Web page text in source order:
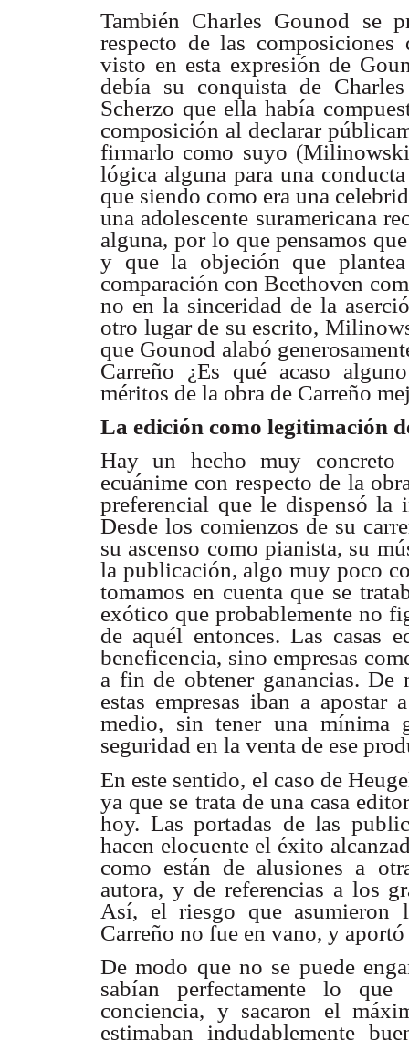
También Charles Gounod se
respecto de las
visto en esta expresión de
debía su conquista de
Scherzo que ella había
composición al declarar
firmarlo como suyo
lógica alguna para una
que siendo como era una
una adolescente suramericana
alguna, por lo que pensamos
y que la objeción que
comparación con Beethoven
no en la sinceridad de la
otro lugar de su escrito,
que Gounod alabó
Carreño ¿Es qué acaso
méritos de la obra de Carreño
La edición como legitimación
Hay un hecho muy concreto
ecuánime con respecto de la
preferencial que le dispensó la
Desde los comienzos de su
su ascenso como pianista, su
la publicación, algo muy poco
tomamos en cuenta que se
exótico que probablemente no
de aquél entonces. Las casas
beneficencia, sino empresas
a fin de obtener ganancias. De
estas empresas iban a
medio, sin tener una mínima
seguridad en la venta de ese
En este sentido, el caso de
ya que se trata de una casa
hoy. Las portadas de las
hacen elocuente el éxito
como están de alusiones a
autora, y de referencias a los
Así, el riesgo que asumieron
Carreño no fue en vano, y
De modo que no se puede
sabían perfectamente lo
conciencia, y sacaron el
estimaban indudablemente